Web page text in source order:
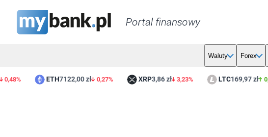
Portal finansowy
Waluty Forex
ETH7122,00 zł 0,27% XRP3,86 zł 3,23% LTC169,97 zł 0,55%